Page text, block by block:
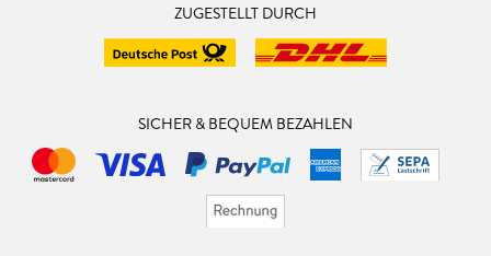
ZUGESTELLT DURCH
SICHER & BEQUEM BEZAHLEN